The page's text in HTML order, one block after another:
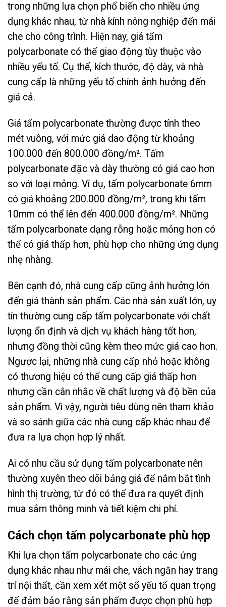
trong những lựa chọn phổ biến cho nhiều ứng
dụng khác nhau, từ nhà kính nông nghiệp đến mái
che cho công trình. Hiện nay, giá tấm
polycarbonate có thể giao động tùy thuộc vào
nhiều yếu tố. Cụ thể, kích thước, độ dày, và nhà
cung cấp là những yếu tố chính ảnh hưởng đến
giá cả.
Giá tấm polycarbonate thường được tính theo
mét vuông, với mức giá dao động từ khoảng
100.000 đến 800.000 đồng/m². Tấm
polycarbonate đặc và dày thường có giá cao hơn
so với loại mỏng. Ví dụ, tấm polycarbonate 6mm
có giá khoảng 200.000 đồng/m², trong khi tấm
10mm có thể lên đến 400.000 đồng/m². Những
tấm polycarbonate dạng rỗng hoặc mỏng hơn có
thể có giá thấp hơn, phù hợp cho những ứng dụng
nhẹ nhàng.
Bên cạnh đó, nhà cung cấp cũng ảnh hưởng lớn
đến giá thành sản phẩm. Các nhà sản xuất lớn, uy
tín thường cung cấp tấm polycarbonate với chất
lượng ổn định và dịch vụ khách hàng tốt hơn,
nhưng đồng thời cũng kèm theo mức giá cao hơn.
Ngược lại, những nhà cung cấp nhỏ hoặc không
có thương hiệu có thể cung cấp giá thấp hơn
nhưng cần cân nhắc về chất lượng và độ bền của
sản phẩm. Vì vậy, người tiêu dùng nên tham khảo
và so sánh giữa các nhà cung cấp khác nhau để
đưa ra lựa chọn hợp lý nhất.
Ai có nhu cầu sử dụng tấm polycarbonate nên
thường xuyên theo dõi bảng giá để nắm bắt tình
hình thị trường, từ đó có thể đưa ra quyết định
mua sắm thông minh và tiết kiệm chi phí.
Cách chọn tấm polycarbonate phù hợp
Khi lựa chọn tấm polycarbonate cho các ứng
dụng khác nhau như mái che, vách ngăn hay trang
trí nội thất, cần xem xét một số yếu tố quan trọng
để đảm bảo rằng sản phẩm được chọn phù hợp